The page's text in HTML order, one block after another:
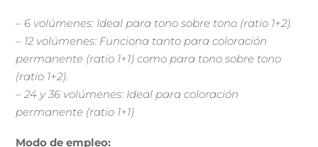
– 6 volúmenes: Ideal para tono sobre tono (ratio 1+2).
– 12 volúmenes: Funciona tanto para coloración
permanente (ratio 1+1) como para tono sobre tono
(ratio 1+2).
– 24 y 36 volúmenes: Ideal para coloración
permanente (ratio 1+1)
Modo de empleo: